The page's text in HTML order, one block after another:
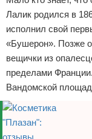
Лалик родился в
исполнил свой
«Бушерон». Позже
вещички из
пределами
Вандомской